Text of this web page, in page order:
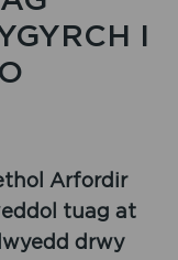
I
Arfordir
tuag at
drwy